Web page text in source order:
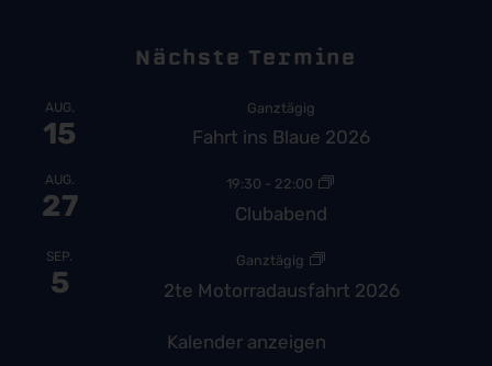
Nächste Termine
AUG.
15
Ganztägig
Fahrt ins Blaue 2026
AUG.
27
19:30 - 22:00
Clubabend
SEP.
5
Ganztägig
2te Motorradausfahrt 2026
Kalender anzeigen